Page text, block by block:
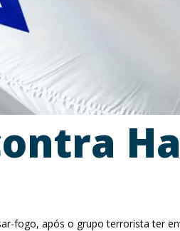
fogo, após o grupo terrorista ter